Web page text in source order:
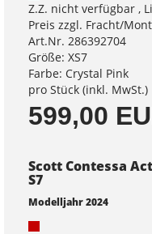
Z.Z. nicht verfügbar ,
Preis zzgl. Fracht/
Art.Nr. 286392704
Größe: XS7
Farbe: Crystal Pink
pro Stück (inkl. MwSt.)
599,00
Scott Contessa
S7
Modelljahr 2024